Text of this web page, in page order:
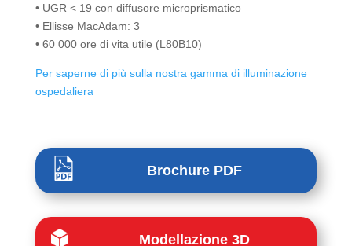
• UGR < 19 con diffusore microprismatico
• Ellisse MacAdam: 3
• 60 000 ore di vita utile (L80B10)
Per saperne di più sulla nostra gamma di illuminazione
ospedaliera
Brochure PDF
Modellazione 3D